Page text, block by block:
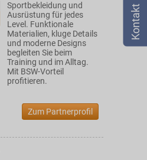
Sportbekleidung und
Ausrüstung für jedes
Level. Funktionale
Materialien, kluge Details
und moderne Designs
begleiten Sie beim
Training und im Alltag.
Mit BSW-Vorteil
profitieren.
Zum Partnerprofil